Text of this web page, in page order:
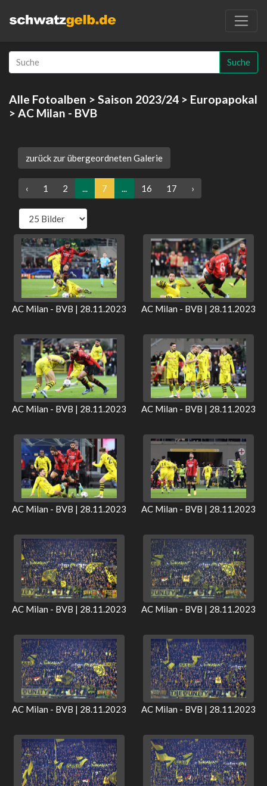
Suche
Alle Fotoalben > Saison 2023/24 > Europapokal
> AC Milan - BVB
zurück zur übergeordneten Galerie
‹ 1 2 ... 7 ... 16 17 ›
AC Milan - BVB | 28.11.2023 AC Milan - BVB | 28.11.2023
AC Milan - BVB | 28.11.2023 AC Milan - BVB | 28.11.2023
AC Milan - BVB | 28.11.2023 AC Milan - BVB | 28.11.2023
AC Milan - BVB | 28.11.2023 AC Milan - BVB | 28.11.2023
AC Milan - BVB | 28.11.2023 AC Milan - BVB | 28.11.2023